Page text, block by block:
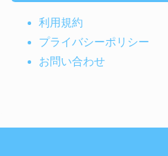
利用規約
プライバシーポリシー
お問い合わせ